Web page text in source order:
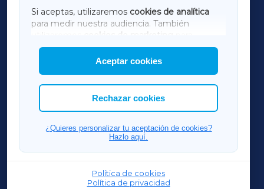
Si aceptas, utilizaremos cookies de analítica
para medir nuestra audiencia. También
utilizaremos
cookies de marketing
mostrar publicidad de terceros.
Asimismo, puedes personalizar la elección de
las cookies que deseas permitir.
Aceptar cookies
Rechazar cookies
¿Quieres personalizar tu aceptación de cookies?
Hazlo aquí.
Política de cookies
Política de privacidad
AMARIÑAXA
RIBEIRASACRAXA
ACORUÑAXA
FERROLXA
OURENSEXA